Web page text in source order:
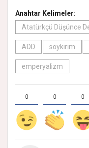
Anahtar Kelimeler:
Atatürkçü Düşünce
ADD soykırım
emperyalizm
0 0 0